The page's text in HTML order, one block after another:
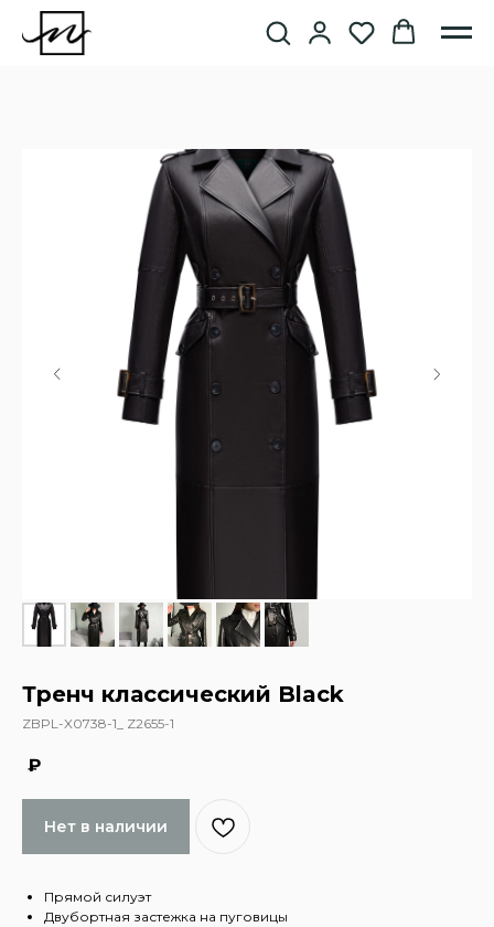
Тренч классический Black
ZBPL-X0738-1_ Z2655-1
₽
Нет в наличии
Прямой силуэт
Двубортная застежка на пуговицы